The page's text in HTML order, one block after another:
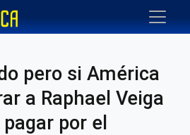
pero si América
a Raphael Veiga
por el